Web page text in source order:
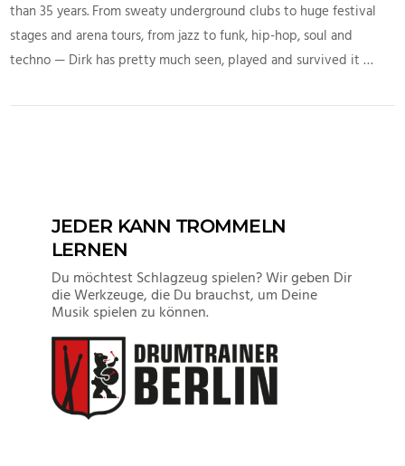
VIEW POST
than 35 years. From sweaty underground clubs to huge festival
stages and arena tours, from jazz to funk, hip-hop, soul and
techno — Dirk has pretty much seen, played and survived it …
JEDER KANN TROMMELN
LERNEN
Du möchtest Schlagzeug spielen? Wir geben Dir
die Werkzeuge, die Du brauchst, um Deine
Musik spielen zu können.